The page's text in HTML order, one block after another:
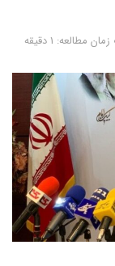
مطالعه: 1 دقیقه